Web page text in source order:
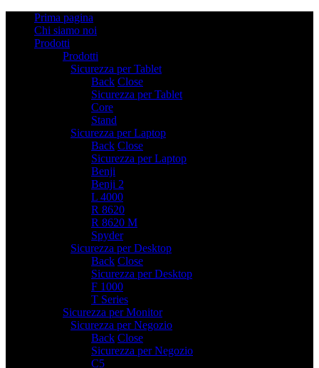
Prima pagina
Chi siamo noi
Prodotti
Prodotti
Sicurezza per Tablet
Back Close
Sicurezza per Tablet
Core
Stand
Sicurezza per Laptop
Back Close
Sicurezza per Laptop
Benji
Benji 2
L 4000
R 8620
R 8620 M
Spyder
Sicurezza per Desktop
Back Close
Sicurezza per Desktop
F 1000
T Series
Sicurezza per Monitor
Sicurezza per Negozio
Back Close
Sicurezza per Negozio
C5